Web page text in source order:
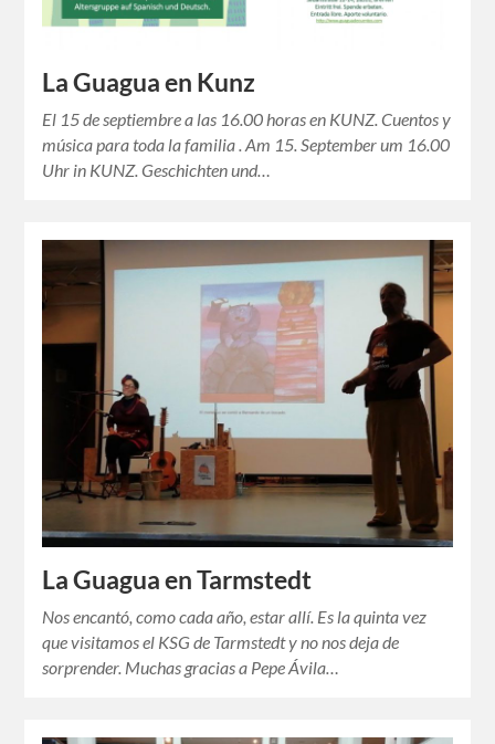
La Guagua en Kunz
El 15 de septiembre a las 16.00 horas en KUNZ. Cuentos y
música para toda la familia . Am 15. September um 16.00
Uhr in KUNZ. Geschichten und…
La Guagua en Tarmstedt
Nos encantó, como cada año, estar allí. Es la quinta vez
que visitamos el KSG de Tarmstedt y no nos deja de
sorprender. Muchas gracias a Pepe Ávila…